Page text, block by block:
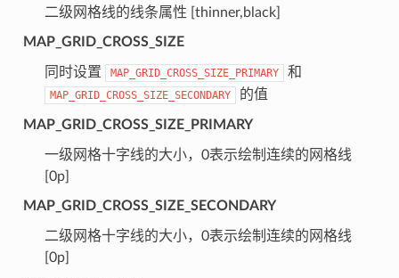
二级网格线的线条属性 [thinner,black]
MAP_GRID_CROSS_SIZE
同时设置 MAP_GRID_CROSS_SIZE_PRIMARY 和
MAP_GRID_CROSS_SIZE_SECONDARY 的值
MAP_GRID_CROSS_SIZE_PRIMARY
一级网格十字线的大小，0表示绘制连续的网格线
[0p]
MAP_GRID_CROSS_SIZE_SECONDARY
二级网格十字线的大小，0表示绘制连续的网格线
[0p]